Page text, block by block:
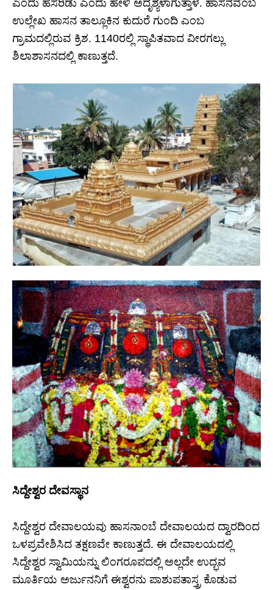
ಎಂದು ಹೆಸರಿಡು ಎಂದು ಹೇಳಿ ಅದೃಶ್ಯಳಾಗುತ್ತಾಳೆ. ಹಾಸನವೆಂಬ
ಉಲ್ಲೇಖ ಹಾಸನ ತಾಲ್ಲೂಕಿನ ಕುದುರೆ ಗುಂದಿ ಎಂಬ
ಗ್ರಾಮದಲ್ಲಿರುವ ಕ್ರಿಶ. 1140ರಲ್ಲಿ ಸ್ಥಾಪಿತವಾದ ವೀರಗಲ್ಲು
ಶಿಲಾಶಾಸನದಲ್ಲಿ ಕಾಣುತ್ತದೆ.
ಸಿದ್ದೇಶ್ವರ ದೇವಸ್ಥಾನ
ಸಿದ್ದೇಶ್ವರ ದೇವಾಲಯವು ಹಾಸನಾಂಬೆ ದೇವಾಲಯದ ದ್ವಾರದಿಂದ
ಒಳಪ್ರವೇಶಿಸಿದ ತಕ್ಷಣವೇ ಕಾಣುತ್ತದೆ. ಈ ದೇವಾಲಯದಲ್ಲಿ
ಸಿದ್ದೇಶ್ವರ ಸ್ವಾಮಿಯನ್ನು ಲಿಂಗರೂಪದಲ್ಲಿ ಅಲ್ಲದೇ ಉದ್ಭವ
ಮೂರ್ತಿಯ ಅರ್ಜುನನಿಗೆ ಈಶ್ವರನು ಪಾಶುಪತಾಸ್ತ್ರ ಕೊಡುವ